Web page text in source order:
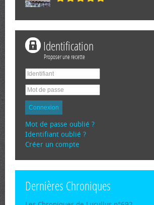
Identification
Proposer une recette
Connexion
Mot de passe oublié ?
Identifiant oublié ?
Créer un compte
Dernières Chroniques